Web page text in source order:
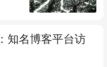
知名博客平台访